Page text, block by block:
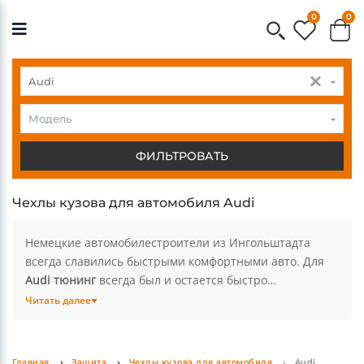
0 0
Audi
Модель
ФИЛЬТРОВАТЬ
Чехлы кузова для автомобиля Audi
Немецкие автомобилестроители из Ингольштадта
всегда славились быстрыми комфортными авто. Для
Audi тюнингвсегда был и остается быстро
развивающимся рынком с множеством предложений.
сложностей в установке деталей на авто. Любой
Читать далее